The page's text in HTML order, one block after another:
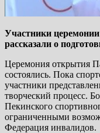
Участники
рассказали о
Церемония открытия
состоялись. Пока
участники
творческий процесс.
Пекинского
ограниченными
Федерация инвалидов.